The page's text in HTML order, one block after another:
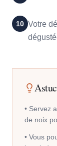
10 Votre
• Servez
de noix
• Vous